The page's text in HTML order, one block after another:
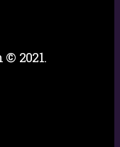
2021.